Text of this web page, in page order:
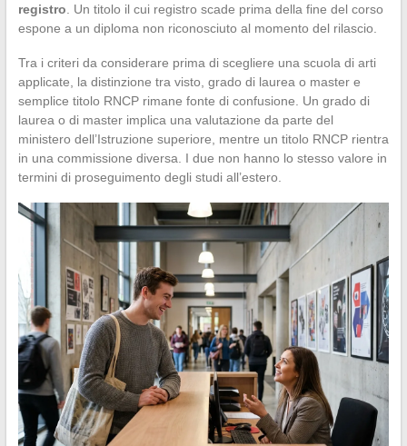
registro . Un titolo il cui registro scade prima della fine del corso
espone a un diploma non riconosciuto al momento del rilascio.
Tra i criteri da considerare prima di scegliere una scuola di arti
applicate, la distinzione tra visto, grado di laurea o master e
semplice titolo RNCP rimane fonte di confusione. Un grado di
laurea o di master implica una valutazione da parte del
ministero dell’Istruzione superiore, mentre un titolo RNCP rientra
in una commissione diversa. I due non hanno lo stesso valore in
termini di proseguimento degli studi all’estero.